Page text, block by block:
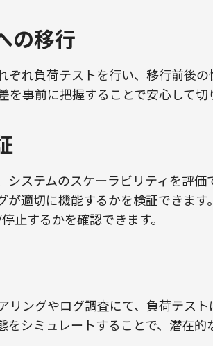
の移行
ぞれ負荷テストを行い、移行前後
事前に把握することで安心して切
ステムのスケーラビリティを評価
が適切に機能するかを検証できま
止するかを確認できます。
リングやログ調査にて、負荷テス
シミュレートすることで、潜在